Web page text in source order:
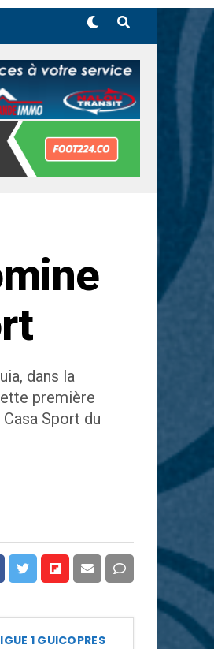
dans la
première
Sport du
1 GUICOPRES